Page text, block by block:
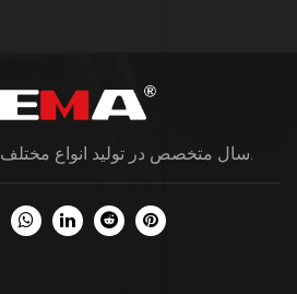
24 سال متخصص در تولید انواع مختلف.